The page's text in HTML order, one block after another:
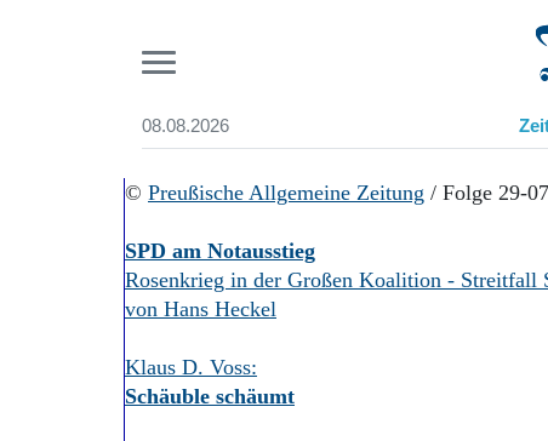
08.08.2026
Start
Aktuelle Ausgabe
Abonnenten-Login
Abonnent werden
Abo Prämien
Mediadaten
Suchen und finden
© Preußische Allgemeine Zeitung / Folge 29-
SPD am Notausstieg
Rosenkrieg in der Großen Koalition - Streitfall
von Hans Heckel
Klaus D. Voss:
Schäuble schäumt